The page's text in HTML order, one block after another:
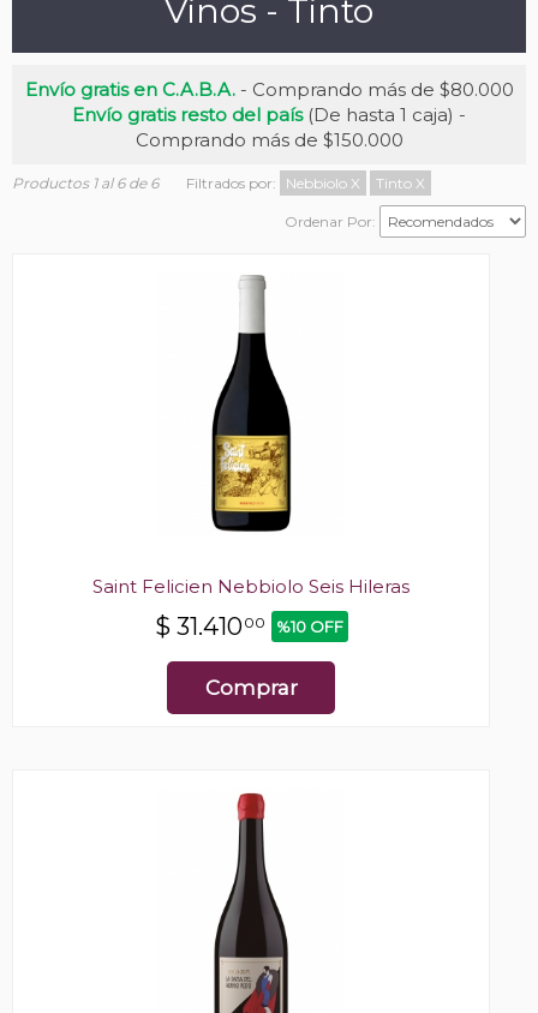
Vinos - Tinto
Envío gratis en C.A.B.A.- Comprando más de $80.000
Envío gratis resto del país(De hasta 1 caja) -
Comprando más de $150.000
Productos 1 al 6 de 6 Filtrados por: Nebbiolo X Tinto X
Ordenar Por:
Saint Felicien Nebbiolo Seis Hileras
$ 31.41000 %10 OFF
Comprar